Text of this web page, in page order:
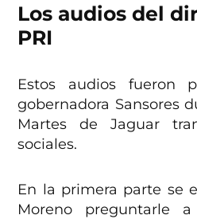
Los audios del
PRI
Estos audios fueron
gobernadora Sansores
Martes de Jaguar
sociales.
En la primera parte se
Moreno preguntarle